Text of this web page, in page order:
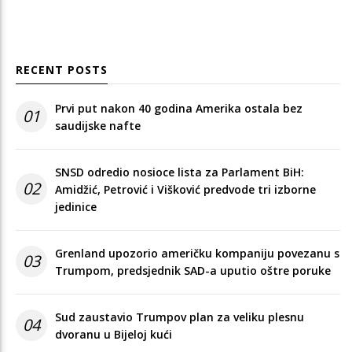
RECENT POSTS
01
Prvi put nakon 40 godina Amerika ostala bez
saudijske nafte
02
SNSD odredio nosioce lista za Parlament BiH:
Amidžić, Petrović i Višković predvode tri izborne
jedinice
03
Grenland upozorio američku kompaniju povezanu s
Trumpom, predsjednik SAD-a uputio oštre poruke
04
Sud zaustavio Trumpov plan za veliku plesnu
dvoranu u Bijeloj kući